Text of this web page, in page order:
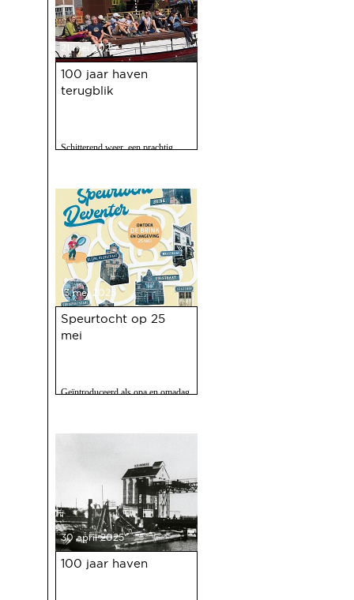
21 mei 2025
100 jaar haven
terugblik
Schitterend weer, een prachtig
op 10 mei jl. van 100 jaar Haven
was een ongekend succes.
13 mei 2025
Speurtocht op 25
mei
Geïntroduceerd als opa en omadag
30 april 2025
100 jaar haven